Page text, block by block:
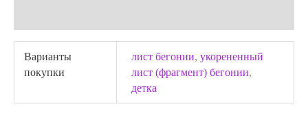
Варианты
покупки
лист бегонии, укорененный
лист (фрагмент) бегонии,
детка